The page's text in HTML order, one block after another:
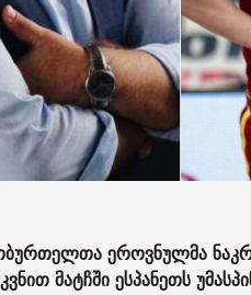
ეროვნულმა
მატჩში ესპანეთს